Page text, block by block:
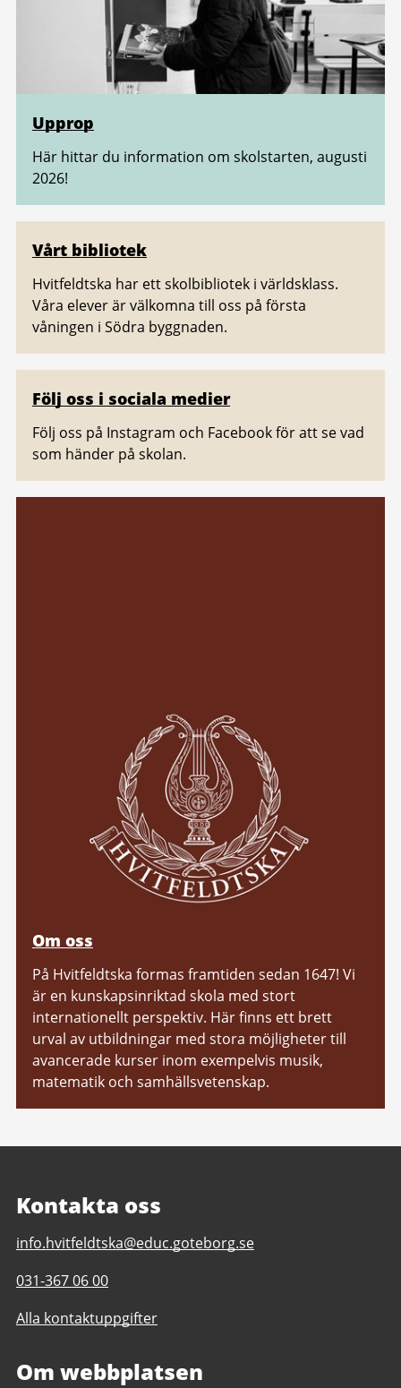
Upprop
Här hittar du information om skolstarten, augusti
2026!
Vårt bibliotek
Hvitfeldtska har ett skolbibliotek i världsklass.
Våra elever är välkomna till oss på första
våningen i Södra byggnaden.
Följ oss i sociala medier
Följ oss på Instagram och Facebook för att se vad
som händer på skolan.
Om oss
På Hvitfeldtska formas framtiden sedan 1647! Vi
är en kunskapsinriktad skola med stort
internationellt perspektiv. Här finns ett brett
urval av utbildningar med stora möjligheter till
avancerade kurser inom exempelvis musik,
matematik och samhällsvetenskap.
Kontakta oss
E-
till
Hvitfeldtska
gymnasiet
info.hvitfeldtska@educ.goteborg.se
Telefonnummer
Hvitfeldtska
031-367 06 00
Alla kontaktuppgifter
Om webbplatsen